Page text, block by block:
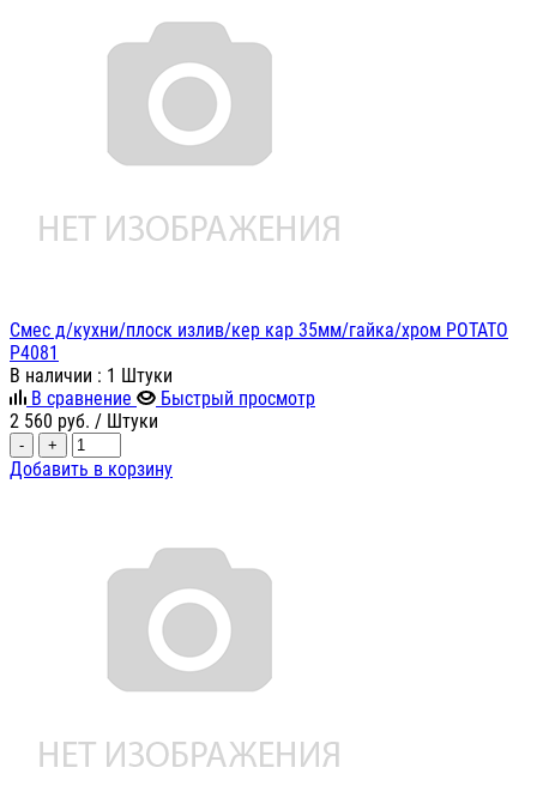
Смес д/кухни/плоск излив/кер кар 35мм/гайка/хром POTATO
P4081
В наличии : 1 Штуки
В сравнение
Быстрый просмотр
2 560 руб. / Штуки
- +
Добавить в корзину